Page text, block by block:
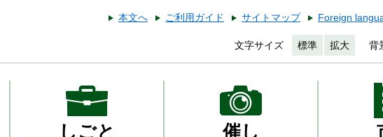
本文へ ご利用ガイド サイトマップ Foreign
文字サイズ 標準 拡大 背
しごと 催し